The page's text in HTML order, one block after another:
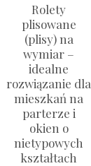
Rolety
plisowane
(plisy) na
wymiar –
idealne
rozwiązanie dla
mieszkań na
parterze i
okien o
nietypowych
kształtach